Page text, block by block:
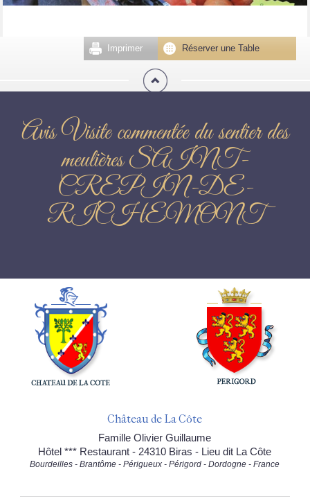
Réserver une Table
Imprimer
Avis Visite commentée du sentier des
meulières SAINT-
CREPIN-DE-
RICHEMONT
Château de La Côte
Famille Olivier Guillaume
Hôtel *** Restaurant - 24310 Biras - Lieu dit La Côte
Bourdeilles - Brantôme - Périgueux - Périgord - Dordogne - France